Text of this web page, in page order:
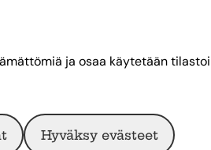
ja osaa käytetään
Hyväksy evästeet